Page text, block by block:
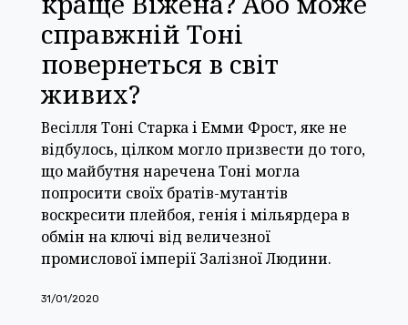
справжній Тоні
повернеться в світ
живих?
Весілля Тоні Старка і Емми Фрост, яке не
відбулось, цілком могло призвести до того,
що майбутня наречена Тоні могла
попросити своїх братів-мутантів
воскресити плейбоя, генія і мільярдера в
обмін на ключі від величезної
промислової імперії Залізної Людини.
31/01/2020